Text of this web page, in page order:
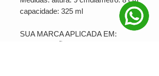
capacidade: 325 ml
SUA MARCA APLICADA EM: